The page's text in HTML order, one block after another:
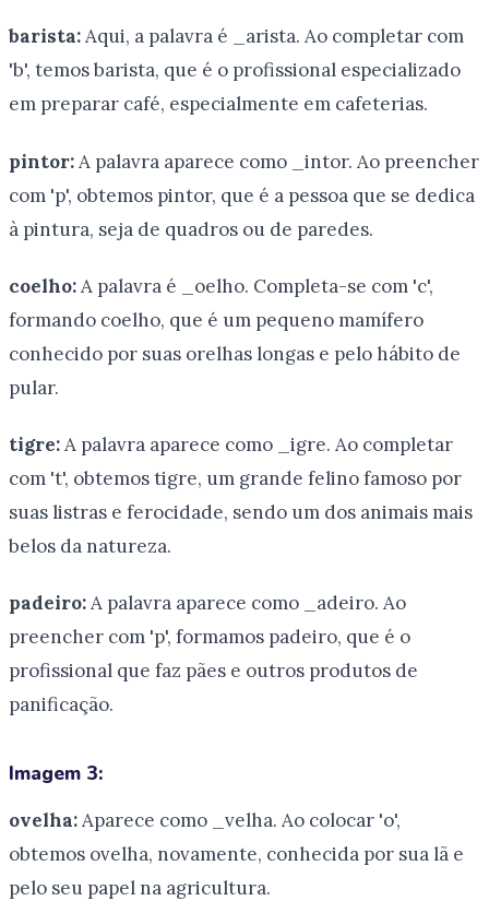
barista:Aqui, a palavra é _arista. Ao completar com
'b', temos barista, que é o profissional especializado
em preparar café, especialmente em cafeterias.
pintor:A palavra aparece como _intor. Ao preencher
com 'p', obtemos pintor, que é a pessoa que se dedica
à pintura, seja de quadros ou de paredes.
coelho:A palavra é _oelho. Completa-se com 'c',
formando coelho, que é um pequeno mamífero
conhecido por suas orelhas longas e pelo hábito de
pular.
tigre:A palavra aparece como _igre. Ao completar
com 't', obtemos tigre, um grande felino famoso por
suas listras e ferocidade, sendo um dos animais mais
belos da natureza.
padeiro:A palavra aparece como _adeiro. Ao
preencher com 'p', formamos padeiro, que é o
profissional que faz pães e outros produtos de
panificação.
Imagem 3:
ovelha:Aparece como _velha. Ao colocar 'o',
obtemos ovelha, novamente, conhecida por sua lã e
pelo seu papel na agricultura.